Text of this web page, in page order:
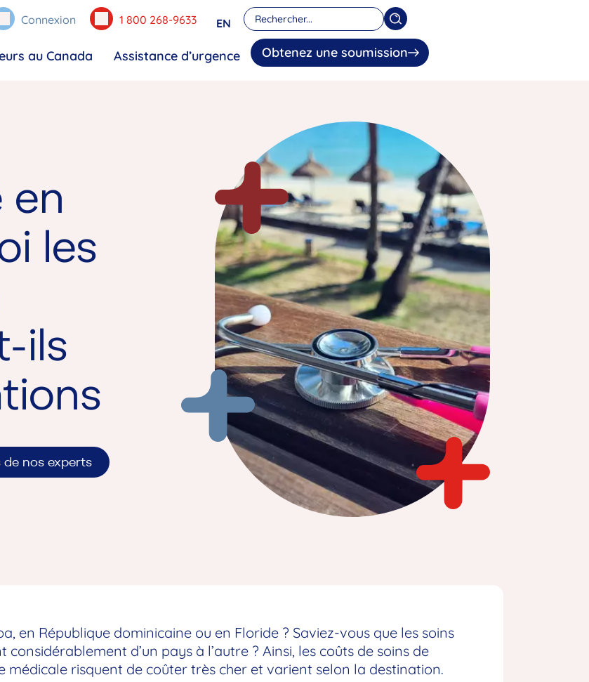
Connexion 1 800 268-9633 EN
au Canada Assistance d’urgence Obtenez une soumission
en
les
ils
de nos experts
en République dominicaine ou en Floride ? Saviez-vous que les soins
d’un pays à l’autre ? Ainsi, les coûts de soins de
médicale risquent de coûter très cher et varient selon la destination.